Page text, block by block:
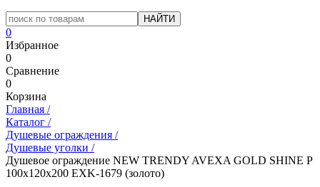
0
Избранное
0
Сравнение
0
Корзина
Главная /
Каталог /
Душевые ограждения /
Душевые уголки /
Душевое ограждение NEW TRENDY AVEXA GOLD SHINE P
100x120x200 EXK-1679 (золото)